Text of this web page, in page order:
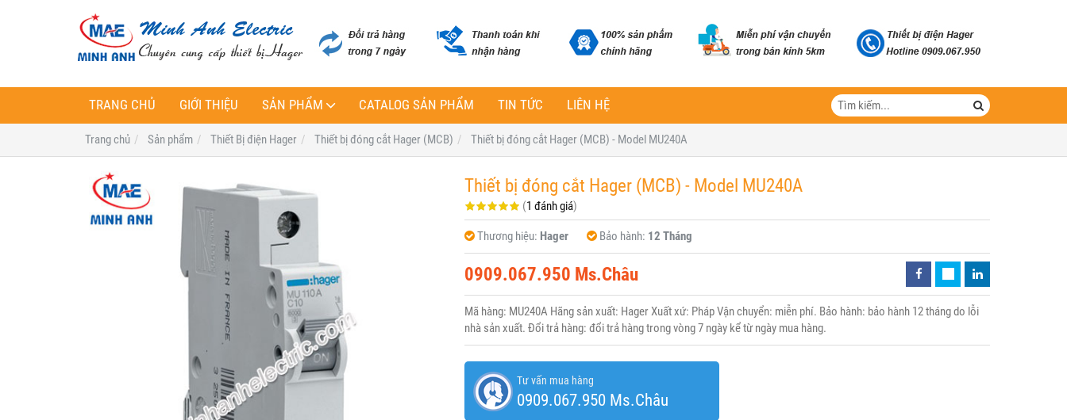
TRANG CHỦ GIỚI THIỆU SẢN PHẨM CATALOG SẢN PHẨM TIN TỨC LIÊN HỆ
Trang chủ Sản phẩm Thiết Bị điện Hager Thiết bị đóng cắt Hager (MCB) Thiết bị đóng cắt Hager (MCB) - Model MU240A
Thiết bị đóng cắt Hager (MCB) - Model MU240A
(1 đánh giá)
Thương hiệu: Hager Bảo hành: 12 Tháng
0909.067.950 Ms.Châu
Mã hàng: MU240A Hãng sản xuất: Hager Xuất xứ: Pháp Vận chuyển: miễn phí. Bảo hành: bảo hành 12 tháng do lỗi
nhà sản xuất. Đổi trả hàng: đổi trả hàng trong vòng 7 ngày kể từ ngày mua hàng.
Tư vấn mua hàng
0909.067.950 Ms.Châu